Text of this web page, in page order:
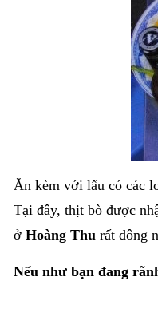
Ăn kèm với lẩu có các
Tại đây, thịt bò được
ở Hoàng Thu rất đông
Nếu như bạn đang